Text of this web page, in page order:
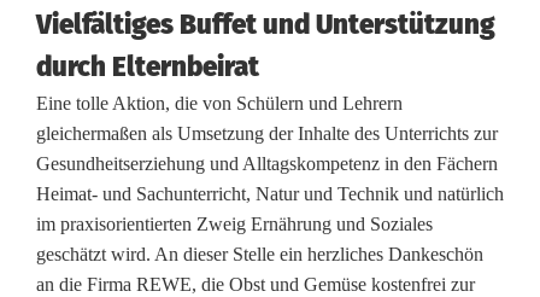
s
i
e
r
t
Vielfältiges Buffet und Unterstützung
durch Elternbeirat
Eine tolle Aktion, die von Schülern und Lehrern
gleichermaßen als Umsetzung der Inhalte des Unterrichts zur
Gesundheitserziehung und Alltagskompetenz in den Fächern
Heimat- und Sachunterricht, Natur und Technik und natürlich
im praxisorientierten Zweig Ernährung und Soziales
geschätzt wird. An dieser Stelle ein herzliches Dankeschön
an die Firma REWE, die Obst und Gemüse kostenfrei zur